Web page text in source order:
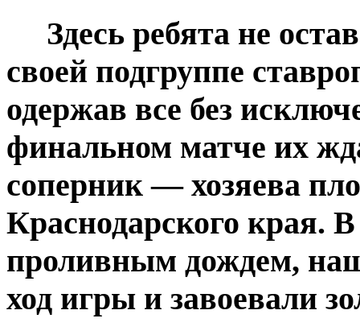
Здесь ребята не
своей подгруппе
одержав все без
финальном матче их
соперник — хозяева
Краснодарского края.
проливным дождем,
ход игры и завоевали